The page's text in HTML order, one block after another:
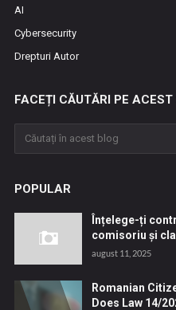
AI
Cybersecurity
Drepturi Autor
FACEȚI CĂUTĂRI PE ACEST
POPULAR
Înțelege-ți
comisoriu și
august 11, 2025
Romanian
Does Law 14/